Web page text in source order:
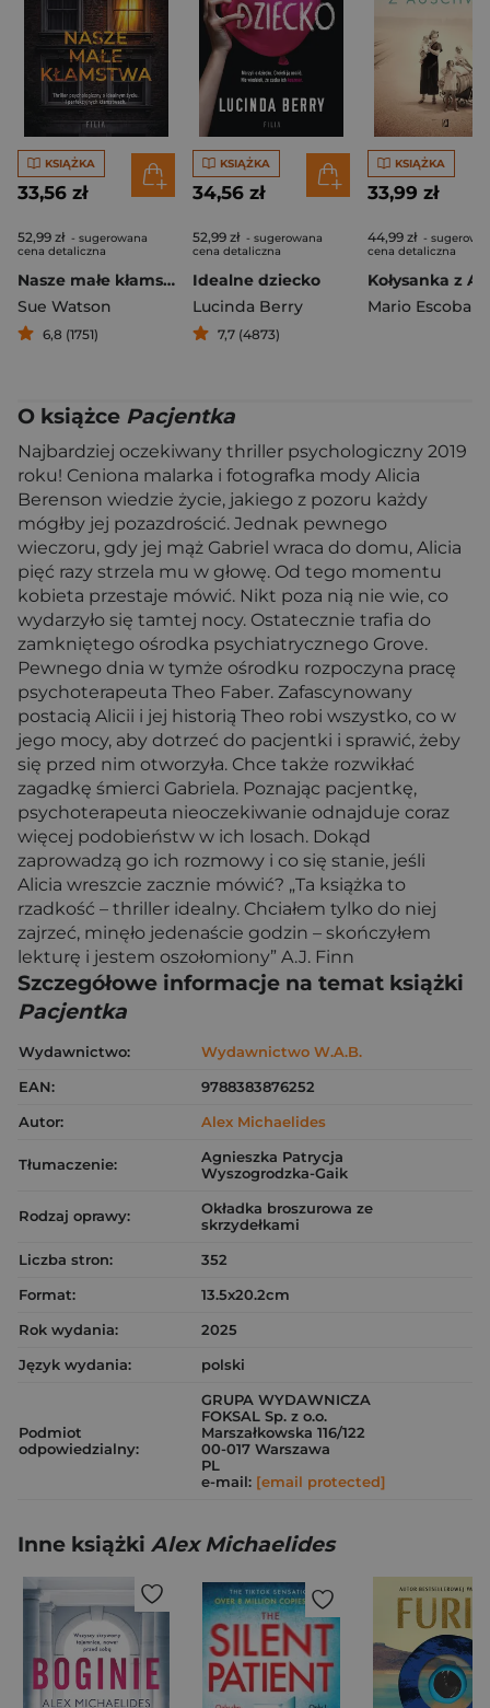
KSIĄŻKA
33,56 zł
52,99 zł - sugerowana
cena detaliczna
Nasze małe kłamstwa
Sue Watson
6,8 (1751)
KSIĄŻKA
34,56 zł
52,99 zł - sugerowana
cena detaliczna
Idealne dziecko
Lucinda Berry
7,7 (4873)
KSIĄŻKA
33,99 zł
44,99 zł -
cena detaliczna
Mario Escobar
O książce Pacjentka
Najbardziej oczekiwany thriller psychologiczny 2019
roku! Ceniona malarka i fotografka mody Alicia
Berenson wiedzie życie, jakiego z pozoru każdy
mógłby jej pozazdrościć. Jednak pewnego
wieczoru, gdy jej mąż Gabriel wraca do domu, Alicia
pięć razy strzela mu w głowę. Od tego momentu
kobieta przestaje mówić. Nikt poza nią nie wie, co
wydarzyło się tamtej nocy. Ostatecznie trafia do
zamkniętego ośrodka psychiatrycznego Grove.
Pewnego dnia w tymże ośrodku rozpoczyna pracę
psychoterapeuta Theo Faber. Zafascynowany
postacią Alicii i jej historią Theo robi wszystko, co w
jego mocy, aby dotrzeć do pacjentki i sprawić, żeby
się przed nim otworzyła. Chce także rozwikłać
zagadkę śmierci Gabriela. Poznając pacjentkę,
psychoterapeuta nieoczekiwanie odnajduje coraz
więcej podobieństw w ich losach. Dokąd
zaprowadzą go ich rozmowy i co się stanie, jeśli
Alicia wreszcie zacznie mówić? „Ta książka to
rzadkość – thriller idealny. Chciałem tylko do niej
zajrzeć, minęło jedenaście godzin – skończyłem
lekturę i jestem oszołomiony” A.J. Finn
Szczegółowe informacje na temat książki
Pacjentka
Wydawnictwo:
Wydawnictwo W.A.B.
EAN:
9788383876252
Autor:
Alex Michaelides
Tłumaczenie:
Agnieszka Patrycja
Wyszogrodzka-Gaik
Rodzaj oprawy:
Okładka broszurowa ze
skrzydełkami
Liczba stron:
352
Format:
13.5x20.2cm
Rok wydania:
2025
Język wydania:
polski
Podmiot
odpowiedzialny:
GRUPA WYDAWNICZA
FOKSAL Sp. z o.o.
Marszałkowska 116/122
00-017 Warszawa
PL
e-mail: [email protected]
Inne książki Alex Michaelides